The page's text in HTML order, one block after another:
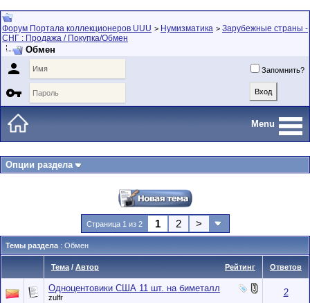
Форум Портала коллекционеров UUU > Нумизматика > Зарубежные страны -
СНГ : Продажа / Покупка/Обмен
Обмен
 Запомнить?

Menu
Опции раздела
Страница 1 из 2 1 2 >
Темы раздела : Обмен
Рейтинг
Тема / Автор Ответов
Одноцентовики США 11 шт. на биметалл
zulfr 2